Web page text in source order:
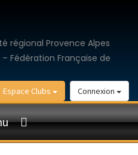
Connexion
Espace Clubs